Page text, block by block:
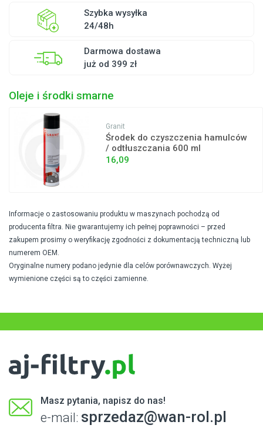
Szybka wysyłka
24/48h
Darmowa dostawa
już od 399 zł
Oleje i środki smarne
Granit
Środek do czyszczenia hamulców
/ odtłuszczania 600 ml
16,09
Informacje o zastosowaniu produktu w maszynach pochodzą od
producenta filtra. Nie gwarantujemy ich pełnej poprawności – przed
zakupem prosimy o weryfikację zgodności z dokumentacją techniczną lub
numerem OEM.
Oryginalne numery podano jedynie dla celów porównawczych. Wyżej
wymienione części są to części zamienne.
Masz pytania, napisz do nas!
e-mail: sprzedaz@wan-rol.pl